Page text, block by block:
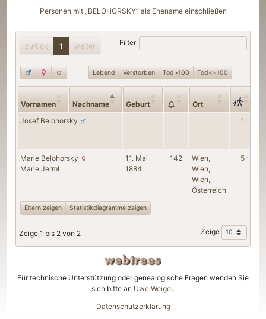
Personen mit „BELOHORSKY“ als Ehename einschließen
zurück 1 weiter Filter
Lebend Verstorben Tod>100 Tod<=100
Vornamen Nachname Geburt Ort
Josef Belohorsky 1
Marie Belohorsky
Marie Jerml
11. Mai
1884
142
Wien,
Wien,
Wien,
Österreich
5
Eltern zeigen Statistikdiagramme zeigen
Zeige 1 bis 2 von 2 Zeige
Für technische Unterstützung oder genealogische Fragen wenden Sie
sich bitte an Uwe Weigel.
Datenschutzerklärung